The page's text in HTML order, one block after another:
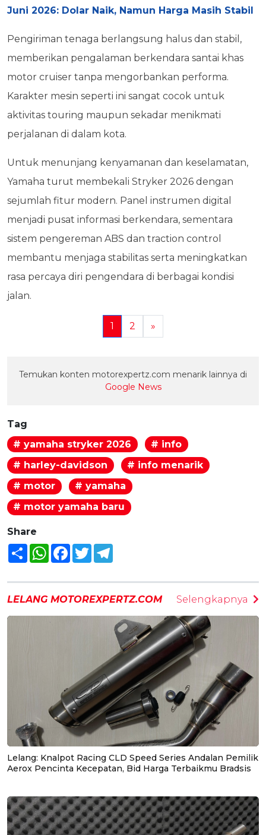
Juni 2026: Dolar Naik, Namun Harga Masih Stabil
Pengiriman tenaga berlangsung halus dan stabil,
memberikan pengalaman berkendara santai khas
motor cruiser tanpa mengorbankan performa.
Karakter mesin seperti ini sangat cocok untuk
aktivitas touring maupun sekadar menikmati
perjalanan di dalam kota.
Untuk menunjang kenyamanan dan keselamatan,
Yamaha turut membekali Stryker 2026 dengan
sejumlah fitur modern. Panel instrumen digital
menjadi pusat informasi berkendara, sementara
sistem pengereman ABS dan traction control
membantu menjaga stabilitas serta meningkatkan
rasa percaya diri pengendara di berbagai kondisi
jalan.
1 2 »
Temukan konten motorexpertz.com menarik lainnya di
Google News
Tag
# yamaha stryker 2026
# info
# harley-davidson
# info menarik
# motor
# yamaha
# motor yamaha baru
Share
Share WhatsAppFacebook
Twitter
LELANG MOTOREXPERTZ.COM Selengkapnya
Lelang: Knalpot Racing CLD Speed Series Andalan Pemilik
Aerox Pencinta Kecepatan, Bid Harga Terbaikmu Bradsis